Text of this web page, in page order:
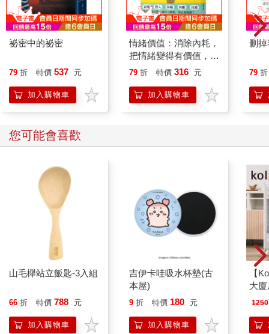
祕密中的祕密
79 折 特價 537 元
加入購物車
情緒價值：消除內耗，
把情緒變得有價值，跟
誰都能自在相處
79 折 特價 316 元
加入購物車
刪
79 折
您可能會喜歡
山毛櫸站立飯匙-3入組
66 折 特價 788 元
加入購物車
吉伊卡哇吸水杯墊(古
本屋)
9 折 特價 180 元
加入購物車
【
大
1250